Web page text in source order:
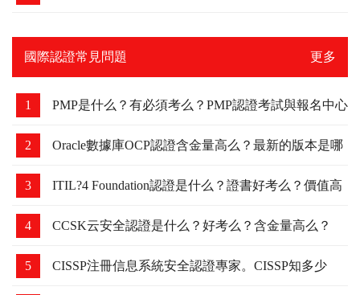
國際認證常見問題 更多
1 PMP是什么？有必須考么？PMP認證考試與報名中心
2 Oracle數據庫OCP認證含金量高么？最新的版本是哪
個？
3 ITIL?4 Foundation認證是什么？證書好考么？價值高
么？
4 CCSK云安全認證是什么？好考么？含金量高么？
5 CISSP注冊信息系統安全認證專家。CISSP知多少